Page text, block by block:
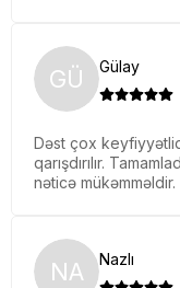
GÜ Gülay
Dəst çox
qarışdırılır.
nəticə mükəmməldir.
NA Nazlı